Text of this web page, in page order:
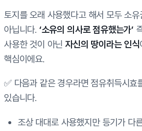
토지를 오래 사용했다고 해서 모두 소
아닙니다. ‘소유의 의사로 점유했는가’
사용한 것이 아닌자신의 땅이라는 인식
핵심이에요.
✅ 다음과 같은 경우라면 점유취득시효
있습니다.
조상 대대로 사용했지만 등기가 다